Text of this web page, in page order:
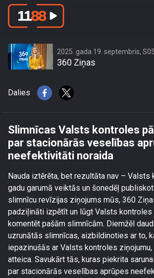
Slimnīcas Valsts
pārmetumus par
noraida
2025. gada 19. septembris,
360 Ziņas
Dalies
Slimnīcas Valsts kontroles
par stacionārās veselības
neefektivitāti noraida
Nauda iztērēta, bet rezultāta nav – Valsts
gadu garumā veiktās un šonedēļ
slimnīcu revīzijas ziņojums mūs, 360
padziļināti izpētīt un lūgt Valsts kontroles
komentēt pašām slimnīcām. Diemžēl
uzrunātās slimnīcas, aizbildinoties ar to,
iepazinušās ar Valsts kontroles ziņojumu,
atteica. Savukārt tās, kuras piekrita
par stacionārās veselības aprūpes